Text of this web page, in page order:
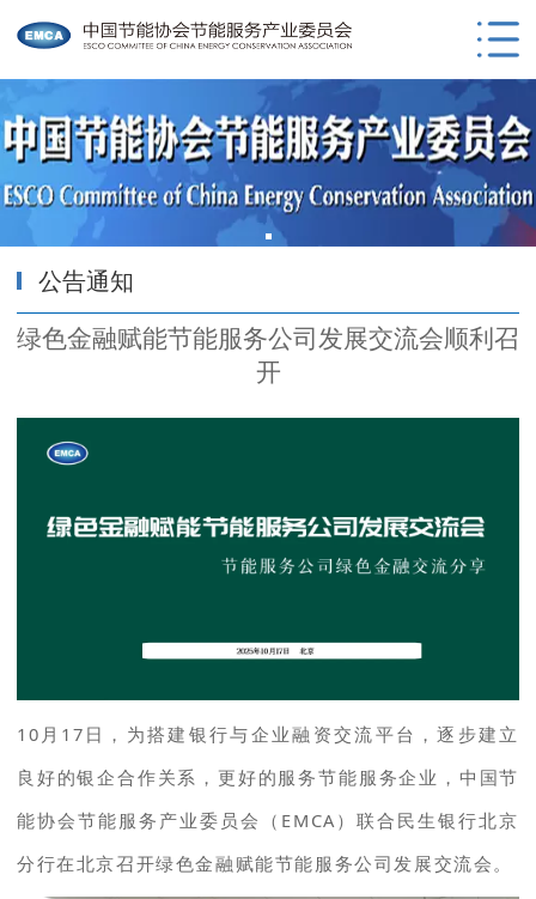
公告通知
绿色金融赋能节能服务公司发展交流会顺利召
开
10月17日，为搭建银行与企业融资交流平台，逐步建立
良好的银企合作关系，更好的服务节能服务企业，中国节
能协会节能服务产业委员会（EMCA）联合民生银行北京
分行在北京召开绿色金融赋能节能服务公司发展交流会。